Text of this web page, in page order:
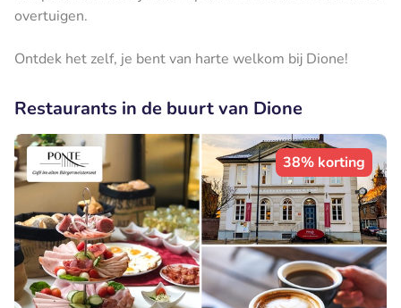
overtuigen.
Ontdek het zelf, je bent van harte welkom bij Dione!
Restaurants in de buurt van Dione
38% korting